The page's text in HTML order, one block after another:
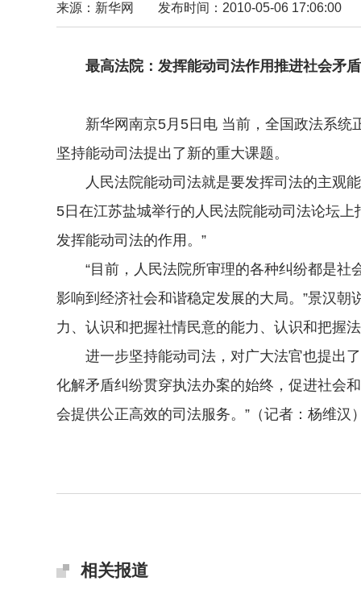
来源：新华网 发布时间：2010-05-06 17:06:00
最高法院：发挥能动司法作用推进社会矛
新华网南京5月5日电 当前，全国政法系统
坚持能动司法提出了新的重大课题。
人民法院能动司法就是要发挥司法的主观能
5日在江苏盐城举行的人民法院能动司法论坛
发挥能动司法的作用。”
“目前，人民法院所审理的各种纠纷都是社
影响到经济社会和谐稳定发展的大局。”景汉
力、认识和把握社情民意的能力、认识和把握
进一步坚持能动司法，对广大法官也提出了
化解矛盾纠纷贯穿执法办案的始终，促进社会
会提供公正高效的司法服务。”（记者：杨维汉
相关报道